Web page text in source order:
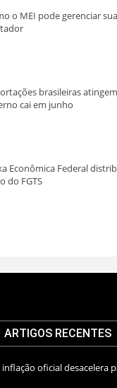
o MEI pode gerenciar
brasileiras
cai em junho
Econômica Federal
do FGTS
ARTIGOS RECENTES
inflação oficial desacelera